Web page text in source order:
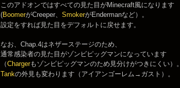
このアドオンではすべての見た目がMinecraft風になります
(BoomerがCreeper、SmokerがEndermanなど）。
設定をすれば見た目をデフォルトに戻せます。
なお、Chap.4はネザーステージのため、
通常感染者の見た目がゾンビピッグマンになっています
（Chargerもゾンビピッグマンのため見分けがつきにくい）。
Tankの外見も変わります（アイアンゴーレム→ガスト）。